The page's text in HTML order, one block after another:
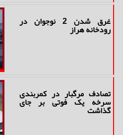
غرق شدن 2 نوجوان در
رودخانه هراز
تصادف مرگبار در کمربندی
سرخه یک فوتی بر جای
گذاشت